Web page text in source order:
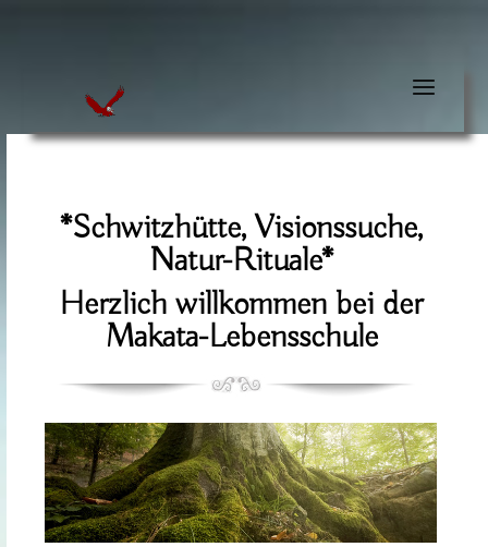
*Schwitzhütte, Visionssuche,
Natur-Rituale*
Herzlich willkommen bei der
Makata-Lebensschule